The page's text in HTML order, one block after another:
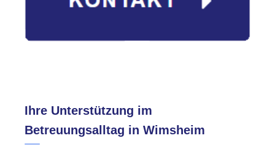
Ihre Unterstützung im
Betreuungsalltag in Wimsheim